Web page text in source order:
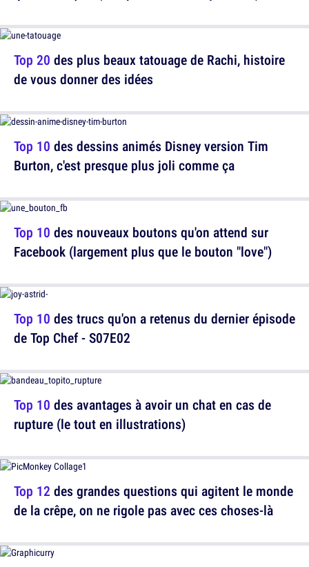
Top 20 des plus beaux tatouage de Rachi, histoire
de vous donner des idées
Top 10 des nouveaux boutons qu'on attend sur
Facebook (largement plus que le bouton "love")
Top 10 des avantages à avoir un chat en cas de
rupture (le tout en illustrations)
Top 10 des dessins animés Disney version Tim
Burton, c'est presque plus joli comme ça
Top 10 des trucs qu'on a retenus du dernier épisode
de Top Chef - S07E02
Top 12 des grandes questions qui agitent le monde
de la crêpe, on ne rigole pas avec ces choses-là